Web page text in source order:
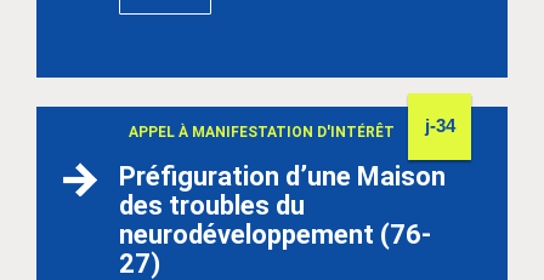
Préfiguration d’une Maison
des troubles du
neurodéveloppement (76-
27)
APPEL À MANIFESTATION D'INTÉRÊT j-34